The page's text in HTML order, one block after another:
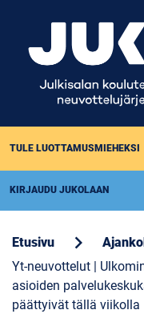
TULE LUOTTAMUSMIEHEKSI
KIRJAUDU JUKOLAAN
Etusivu chevron_right
Yt-neuvottelut |
asioiden
päättyivät tällä viikolla